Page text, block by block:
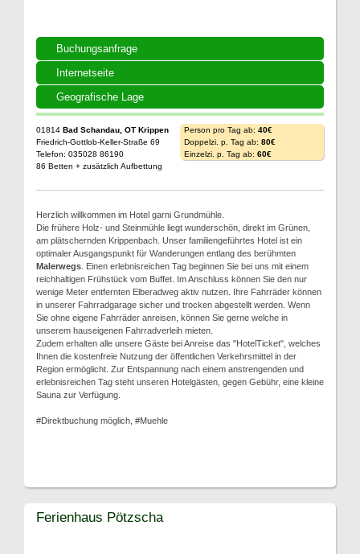
Buchungsanfrage
Internetseite
Geografische Lage
01814 Bad Schandau, OT Krippen
Friedrich-Gottlob-Keller-Straße 69
Telefon: 035028 86190
86 Betten + zusätzlich Aufbettung
Person pro Tag ab: 40€
Doppelzi. p. Tag ab: 80€
Einzelzi. p. Tag ab: 60€
Herzlich willkommen im Hotel garni Grundmühle.
Die frühere Holz- und Steinmühle liegt wunderschön, direkt im Grünen,
am plätschernden Krippenbach. Unser familiengeführtes Hotel ist ein
optimaler Ausgangspunkt für Wanderungen entlang des berühmten
Malerwegs . Einen erlebnisreichen Tag beginnen Sie bei uns mit einem
reichhaltigen Frühstück vom Buffet. Im Anschluss können Sie den nur
wenige Meter entfernten Elberadweg aktiv nutzen. Ihre Fahrräder können
in unserer Fahrradgarage sicher und trocken abgestellt werden. Wenn
Sie ohne eigene Fahrräder anreisen, können Sie gerne welche in
unserem hauseigenen Fahrradverleih mieten.
Zudem erhalten alle unsere Gäste bei Anreise das "HotelTicket", welches
Ihnen die kostenfreie Nutzung der öffentlichen Verkehrsmittel in der
Region ermöglicht. Zur Entspannung nach einem anstrengenden und
erlebnisreichen Tag steht unseren Hotelgästen, gegen Gebühr, eine kleine
Sauna zur Verfügung.
#Direktbuchung möglich, #Muehle
Ferienhaus Pötzscha